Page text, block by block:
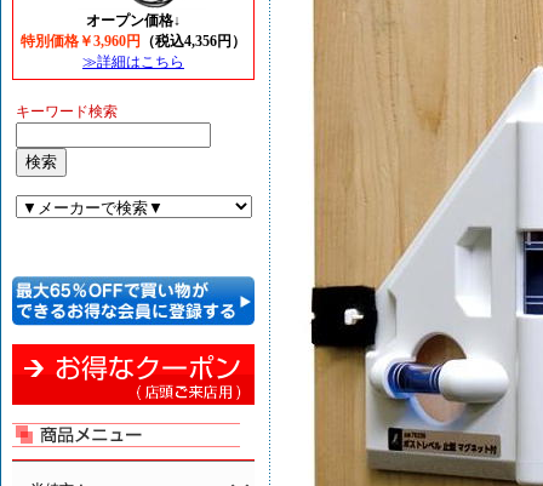
オープン価格↓
特別価格￥3,960円
（税込4,356円）
≫詳細はこちら
キーワード検索